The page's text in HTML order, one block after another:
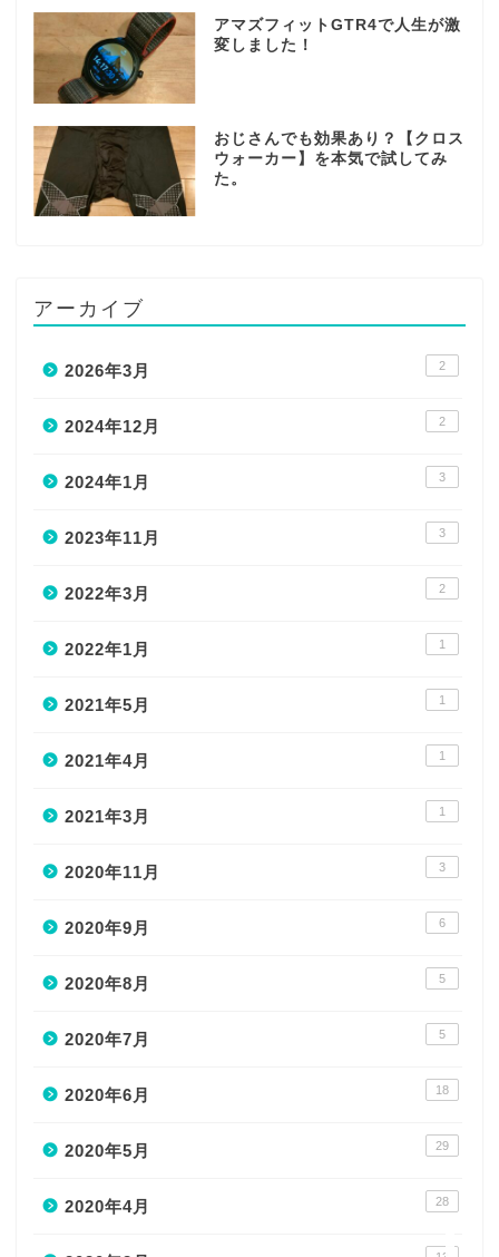
アマズフィットGTR4で人生が激
変しました！
おじさんでも効果あり？【クロス
ウォーカー】を本気で試してみ
た。
アーカイブ
2026年3月 2
2024年12月 2
2024年1月 3
2023年11月 3
2022年3月 2
2022年1月 1
2021年5月 1
2021年4月 1
2021年3月 1
2020年11月 3
2020年9月 6
2020年8月 5
2020年7月 5
2020年6月 18
2020年5月 29
2020年4月 28